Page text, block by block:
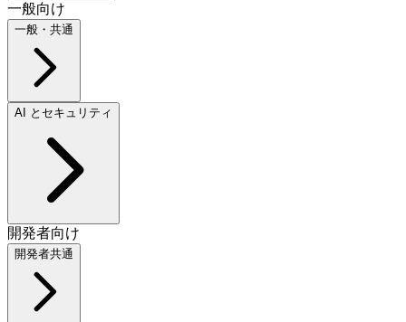
一般向け
一般・共通
AI とセキュリティ
開発者向け
開発者共通